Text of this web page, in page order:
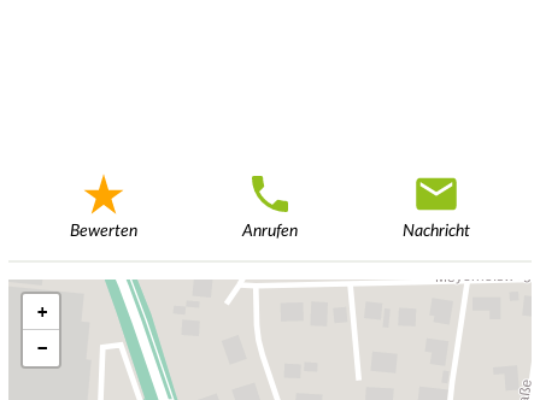
Bewerten Anrufen Nachricht
+
−